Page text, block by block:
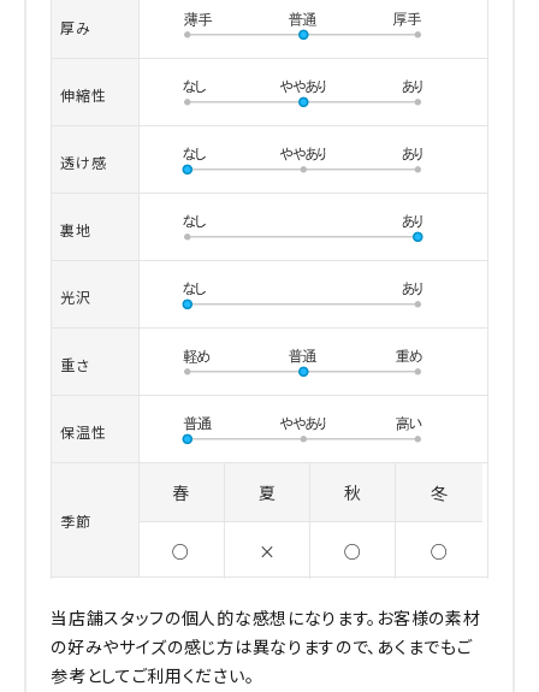
厚み
伸縮性
透け感
裏地
光沢
重さ
保温性
季節
春 夏 秋 冬
○ × ○ ○
当店舗スタッフの個人的な感想になります。お客様の素材
の好みやサイズの感じ方は異なりますので、あくまでもご
参考としてご利用ください。